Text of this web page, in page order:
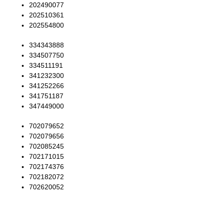
202490077
202510361
202554800
334343888
334507750
334511191
341232300
341252266
341751187
347449000
702079652
702079656
702085245
702171015
702174376
702182072
702620052